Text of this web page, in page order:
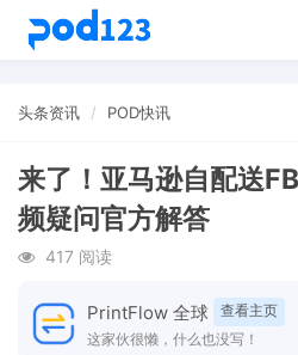
头条资讯 POD快讯
来了！亚马逊自配送
频疑问官方解答
417 阅读
PrintFlow 全球
查看主页
这家伙很懒，什么也没写！